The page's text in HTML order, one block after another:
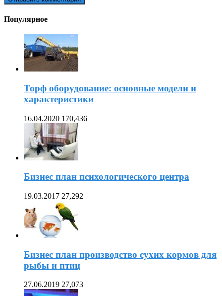
Популярное
Торф оборудование: основные модели и
характеристики
16.04.2020 170,436
Бизнес план психологического центра
19.03.2017 27,292
Бизнес план производство сухих кормов для
рыбы и птиц
27.06.2019 27,073